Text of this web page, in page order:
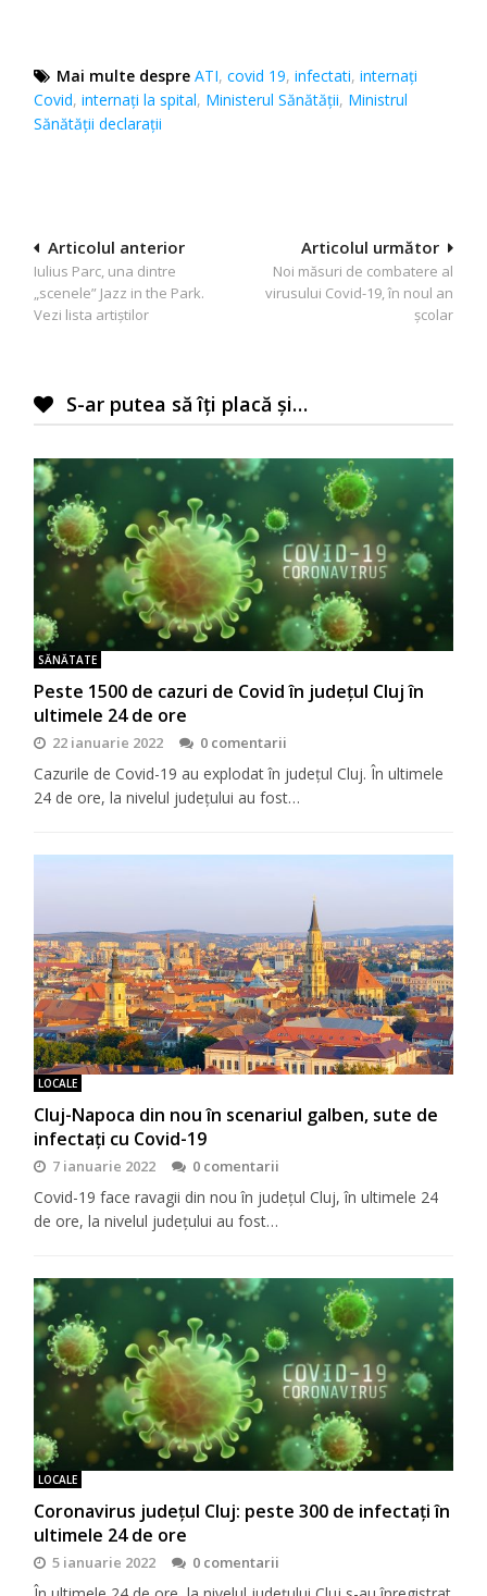
Mai multe despre ATI,covid 19,infectati,internați
Covid,internați la spital, Ministerul Sănătății, Ministrul
Sănătății declarații
Navigare
în
articole
Articolul următor
Noi măsuri de combatere al
virusului Covid-19, în noul an
școlar
Articolul anterior
Iulius Parc, una dintre
„scenele” Jazz in the Park.
Vezi lista artiștilor
S-ar putea să îți placă și…
SĂNĂTATE
Peste 1500 de cazuri de Covid în județul Cluj în
ultimele 24 de ore
22 ianuarie 2022 0 comentarii
Cazurile de Covid-19 au explodat în județul Cluj. În ultimele
24 de ore, la nivelul județului au fost…
LOCALE
Cluj-Napoca din nou în scenariul galben, sute de
infectați cu Covid-19
7 ianuarie 2022 0 comentarii
Covid-19 face ravagii din nou în județul Cluj, în ultimele 24
de ore, la nivelul județului au fost…
LOCALE
Coronavirus județul Cluj: peste 300 de infectați în
ultimele 24 de ore
5 ianuarie 2022 0 comentarii